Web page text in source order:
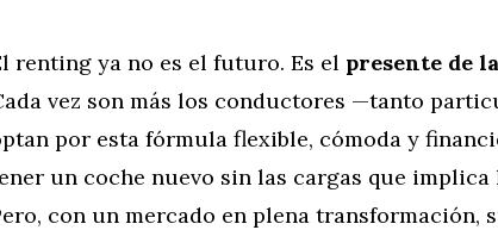
renting ya no es el futuro. Es el presente de
vez son más los conductores —tanto
por esta fórmula flexible, cómoda y
un coche nuevo sin las cargas que
con un mercado en plena transformación,